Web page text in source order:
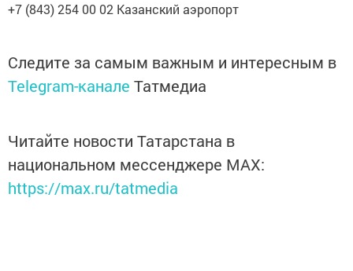
+7 (843) 254 00 02 Казанский аэропорт
Следите за самым важным и интересным в
Telegram-канале Татмедиа
Читайте новости Татарстана в
национальном мессенджере MАХ:
https://max.ru/tatmedia